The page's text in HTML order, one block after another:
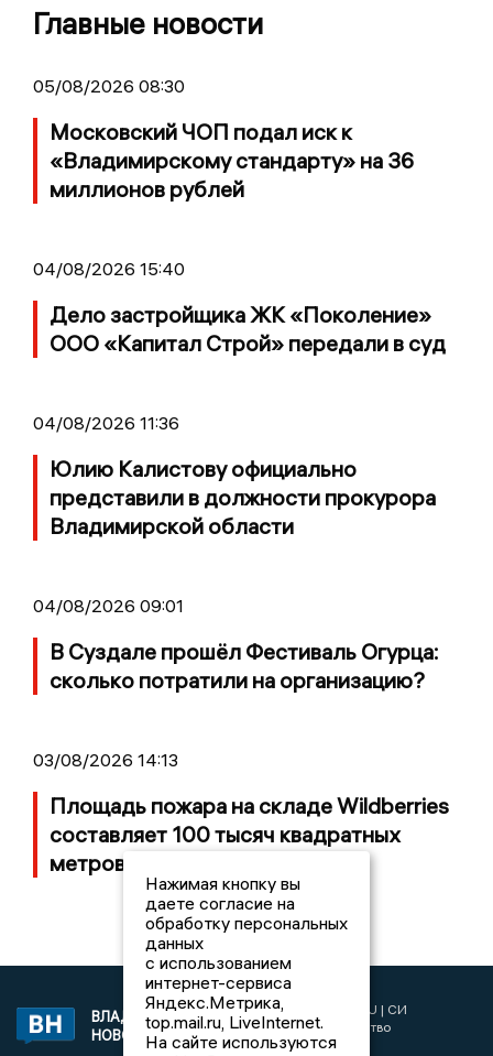
Главные новости
05/08/2026 08:30
Московский ЧОП подал иск к
«Владимирскому стандарту» на 36
миллионов рублей
04/08/2026 15:40
Дело застройщика ЖК «Поколение»
ООО «Капитал Строй» передали в суд
04/08/2026 11:36
Юлию Калистову официально
представили в должности прокурора
Владимирской области
04/08/2026 09:01
В Суздале прошёл Фестиваль Огурца:
сколько потратили на организацию?
03/08/2026 14:13
Площадь пожара на складе Wildberries
составляет 100 тысяч квадратных
метров
ВЛАДИМИРСКИЕ
НОВОСТИ
2017 © NEWSVLADIMIR.RU | СИ
«Информационное агентство
Владимирские новости»
Нажимая кнопку вы
даете согласие на
обработку персональных
данных
с использованием
интернет-сервиса
Яндекс.Метрика,
top.mail.ru, LiveInternet.
На сайте используются